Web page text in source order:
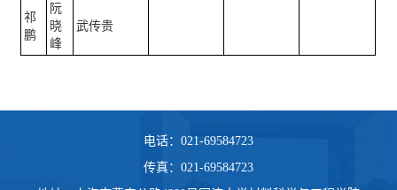
祁
鹏
阮
晓
峰
武传贵
电话：021-69584723
传真：021-69584723